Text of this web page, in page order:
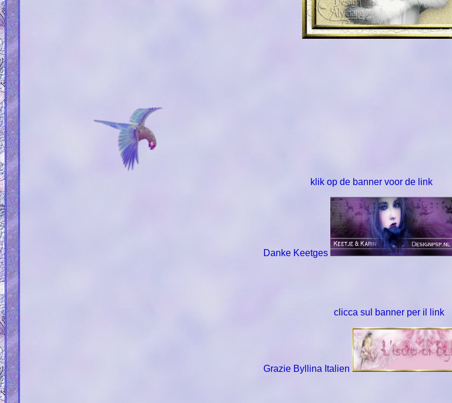
klik op de banner voor de link
Danke Keetges
clicca sul banner per il link
Grazie Byllina Italien